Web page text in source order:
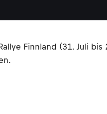
Finnland (31. Juli bis